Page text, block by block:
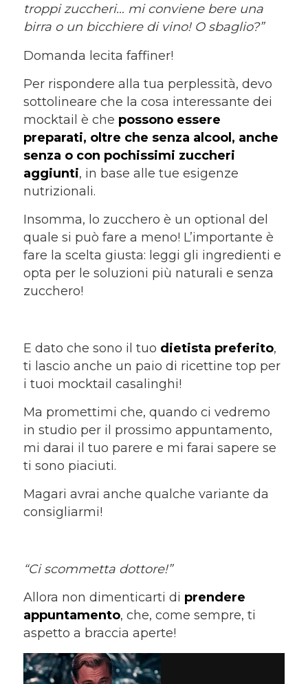
troppi zuccheri… mi conviene bere una
birra o un bicchiere di vino! O sbaglio?”
Domanda lecita faffiner!
Per rispondere alla tua perplessità, devo
sottolineare che la cosa interessante dei
mocktail è che possono essere
preparati, oltre che senza alcool, anche
senza o con pochissimi zuccheri
aggiunti, in base alle tue esigenze
nutrizionali.
Insomma, lo zucchero è un optional del
quale si può fare a meno! L’importante è
fare la scelta giusta: leggi gli ingredienti e
opta per le soluzioni più naturali e senza
zucchero!
E dato che sono il tuo dietista preferito,
ti lascio anche un paio di ricettine top per
i tuoi mocktail casalinghi!
Ma promettimi che, quando ci vedremo
in studio per il prossimo appuntamento,
mi darai il tuo parere e mi farai sapere se
ti sono piaciuti.
Magari avrai anche qualche variante da
consigliarmi!
“Ci scommetta dottore!”
Allora non dimenticarti di prendere
appuntamento, che, come sempre, ti
aspetto a braccia aperte!